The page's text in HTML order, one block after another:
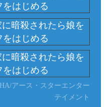
アース・スターエンター
テイメント